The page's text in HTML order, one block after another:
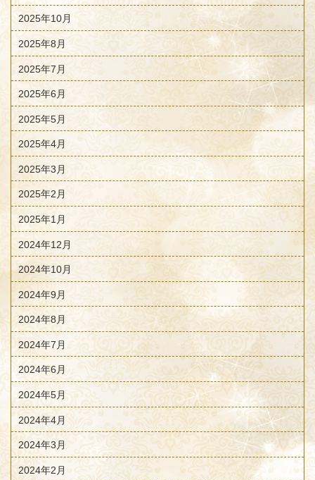
2025年10月
2025年8月
2025年7月
2025年6月
2025年5月
2025年4月
2025年3月
2025年2月
2025年1月
2024年12月
2024年10月
2024年9月
2024年8月
2024年7月
2024年6月
2024年5月
2024年4月
2024年3月
2024年2月